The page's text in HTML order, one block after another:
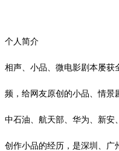
个人简介
相声、小品、微电影剧本屡获
频，给网友原创的小品、情景
中石油、航天部、华为、新安
创作小品的经历，是深圳、广